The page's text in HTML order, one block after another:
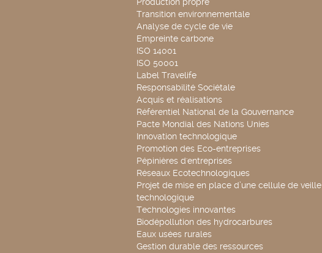
Transition environnementale
Analyse de cycle de vie
Empreinte carbone
ISO 14001
ISO 50001
Label Travelife
Responsabilité Sociétale
Acquis et réalisations
Référentiel National de la Gouvernance
Pacte Mondial des Nations Unies
Innovation technologique
Promotion des Eco-entreprises
Pépinières d'entreprises
Réseaux Ecotechnologiques
Projet de mise en place d’une cellule de veille
technologique
Technologies innovantes
Biodépollution des hydrocarbures
Eaux usées rurales
Gestion durable des ressources